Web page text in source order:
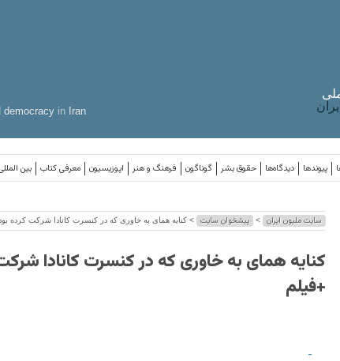
democracy in Iran
بین معرفی کتاب اپوزیسیون فرهنگ و هنر گوناگون حقوق بشر دیدگاه‌ها پیوندها
سایت ملیون ایران > پیشخوان سایت > کنایه همای به خاوری که در کنسرت کانادا شرکت کرده
کنایه همای به خاوری که در کنسرت کانادا
+فیلم
-